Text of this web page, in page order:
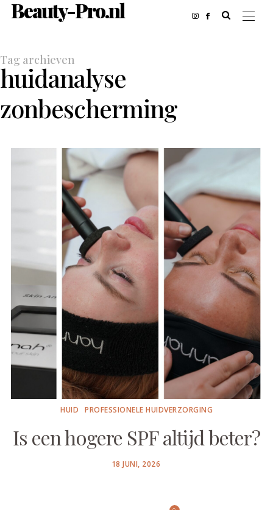
Beauty-Pro.nl
Tag archieven
huidanalyse
zonbescherming
HUID PROFESSIONELE HUIDVERZORGING
Is een hogere SPF altijd beter?
POSTED
18 JUNI, 2026